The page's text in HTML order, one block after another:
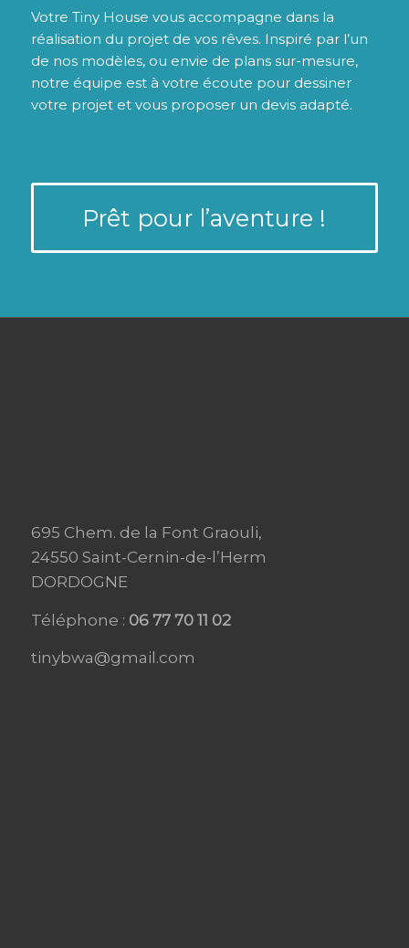
Votre Tiny House vous accompagne dans la
réalisation du projet de vos rêves. Inspiré par l’un
de nos modèles, ou envie de plans sur-mesure,
notre équipe est à votre écoute pour dessiner
votre projet et vous proposer un devis adapté.
Prêt pour l’aventure !
695 Chem. de la Font Graouli,
24550 Saint-Cernin-de-l’Herm
DORDOGNE
Téléphone : 06 77 70 11 02
tinybwa@gmail.com